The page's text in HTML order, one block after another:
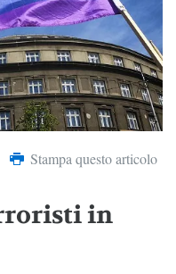
Stampa questo articolo
in